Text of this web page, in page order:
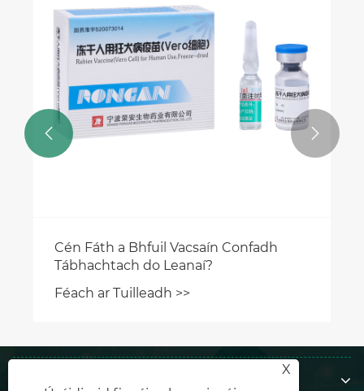
Dhéanamh ar Ghalair Thromchúiseach
Meningococcal?
Féach ar Tuilleadh >>
 
X